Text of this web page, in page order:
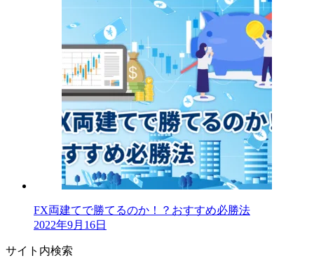
FX両建てで勝てるのか！？おすすめ必勝法
2022年9月16日
サイト内検索